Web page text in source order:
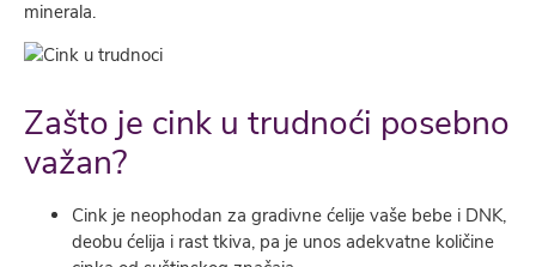
minerala.
Zašto je cink u trudnoći posebno
važan?
Cink je neophodan za gradivne ćelije vaše bebe i DNK,
deobu ćelija i rast tkiva, pa je unos adekvatne količine